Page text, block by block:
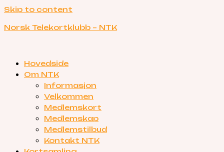
Skip to content
Norsk Telekortklubb – NTK
Hovedside
Om NTK
Informasjon
Velkommen
Medlemskort
Medlemskap
Medlemstilbud
Kontakt NTK